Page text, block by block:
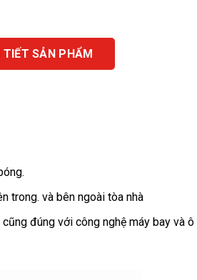
TIẾT SẢN PHẨM
trong. và bên ngoài tòa nhà
đúng với công nghệ máy bay và ô